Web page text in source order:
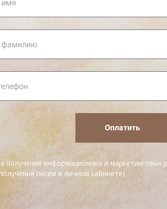
Оплатить
получение информационных и
писем в личном кабинете)